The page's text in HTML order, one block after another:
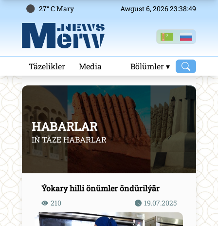
27° C Mary Awgust 6, 2026 23:38:49
Täzelikler Media Bölümler ▾
HABARLAR
IŇ TÄZE HABARLAR
Ýokary hilli önümler öndürilýär
210 19.07.2025